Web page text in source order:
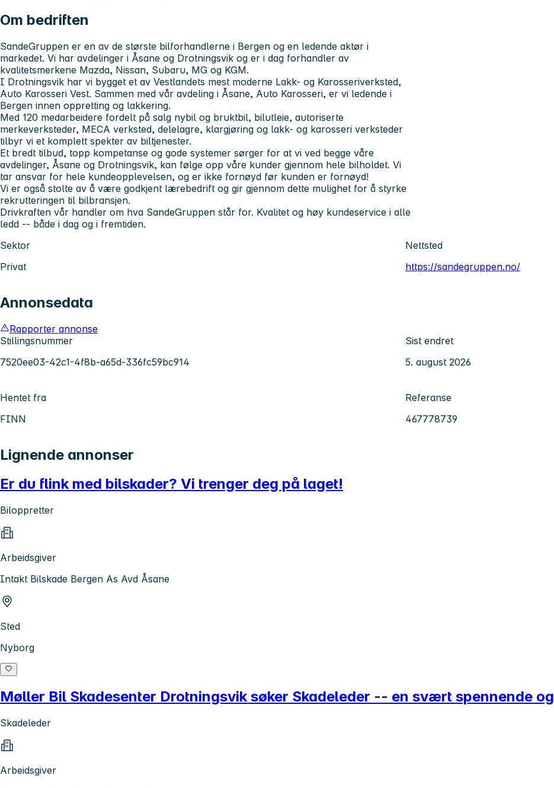
Om bedriften
SandeGruppen er en av de største bilforhandlerne i Bergen og en ledende aktør i
markedet. Vi har avdelinger i Åsane og Drotningsvik og er i dag forhandler av
kvalitetsmerkene Mazda, Nissan, Subaru, MG og KGM.
I Drotningsvik har vi bygget et av Vestlandets mest moderne Lakk- og Karosseriverksted,
Auto Karosseri Vest. Sammen med vår avdeling i Åsane, Auto Karosseri, er vi ledende i
Bergen innen oppretting og lakkering.
Med 120 medarbeidere fordelt på salg nybil og bruktbil, bilutleie, autoriserte
merkeverksteder, MECA verksted, delelagre, klargjøring og lakk- og karosseri verksteder
tilbyr vi et komplett spekter av biltjenester.
Et bredt tilbud, topp kompetanse og gode systemer sørger for at vi ved begge våre
avdelinger, Åsane og Drotningsvik, kan følge opp våre kunder gjennom hele bilholdet. Vi
tar ansvar for hele kundeopplevelsen, og er ikke fornøyd før kunden er fornøyd!
Vi er også stolte av å være godkjent lærebedrift og gir gjennom dette mulighet for å styrke
rekrutteringen til bilbransjen.
Drivkraften vår handler om hva SandeGruppen står for. Kvalitet og høy kundeservice i alle
ledd -- både i dag og i fremtiden.
Sektor
Privat
Nettsted
https://sandegruppen.no/
Annonsedata
Rapporter annonse
Stillingsnummer
7520ee03-42c1-4f8b-a65d-336fc59bc914
Sist endret
5. august 2026
Hentet fra
FINN
Referanse
467778739
Lignende annonser
Er du flink med bilskader? Vi trenger deg på laget!
Biloppretter
Arbeidsgiver
Intakt Bilskade Bergen As Avd Åsane
Sted
Nyborg
Møller Bil Skadesenter Drotningsvik søker Skadeleder -- en svært spennende
Skadeleder
Arbeidsgiver